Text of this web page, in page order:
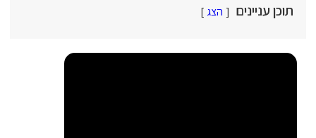
תוכן עניינים הצג